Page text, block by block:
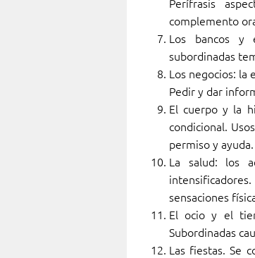
complemento
Los bancos y
subordinadas
Los negocios: la
Pedir y dar
El cuerpo y la
condicional.
permiso y ayuda.
La salud: los
sensaciones
El ocio y el
Subordinadas
Las fiestas. Se